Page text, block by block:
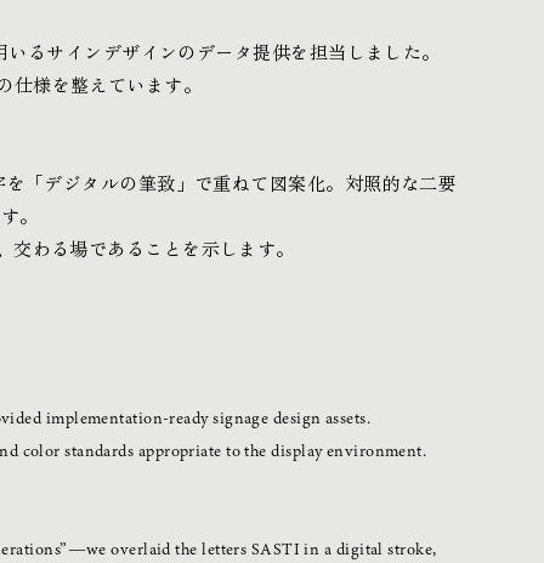
るサインデザインのデータ提供を担当しました。
様を整えています。
「デジタルの筆致」で重ねて図案化。対照的な二要
。
わる場であることを示します。
implementation-ready signage design assets.
color standards appropriate to the display environment.
overlaid the letters SASTI in a digital stroke,